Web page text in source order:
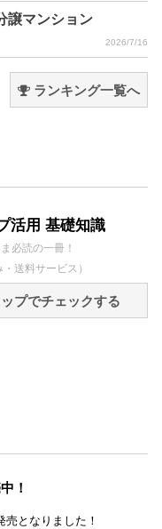
譲マンション
2026/7/16
ランキング一覧へ
活用 基礎知識
必読の一冊！
送料サービス）
プでチェックする
！
売となりました！